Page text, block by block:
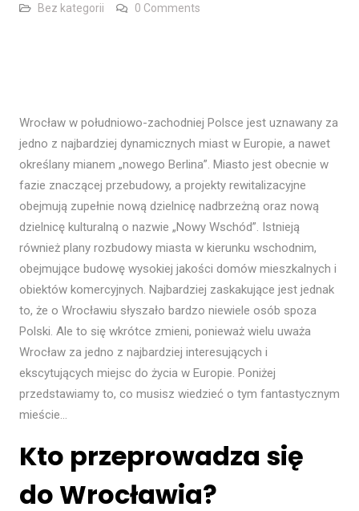
Bez kategorii
0 Comments
Wrocław w południowo-zachodniej Polsce jest uznawany za
jedno z najbardziej dynamicznych miast w Europie, a nawet
określany mianem „nowego Berlina”. Miasto jest obecnie w
fazie znaczącej przebudowy, a projekty rewitalizacyjne
obejmują zupełnie nową dzielnicę nadbrzeżną oraz nową
dzielnicę kulturalną o nazwie „Nowy Wschód”. Istnieją
również plany rozbudowy miasta w kierunku wschodnim,
obejmujące budowę wysokiej jakości domów mieszkalnych i
obiektów komercyjnych. Najbardziej zaskakujące jest jednak
to, że o Wrocławiu słyszało bardzo niewiele osób spoza
Polski. Ale to się wkrótce zmieni, ponieważ wielu uważa
Wrocław za jedno z najbardziej interesujących i
ekscytujących miejsc do życia w Europie. Poniżej
przedstawiamy to, co musisz wiedzieć o tym fantastycznym
mieście…
Kto przeprowadza się
do Wrocławia?